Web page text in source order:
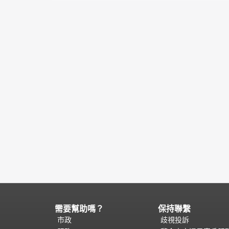
頁
面
需要幫助嗎？
市政
保持聯繫
歧視投訴